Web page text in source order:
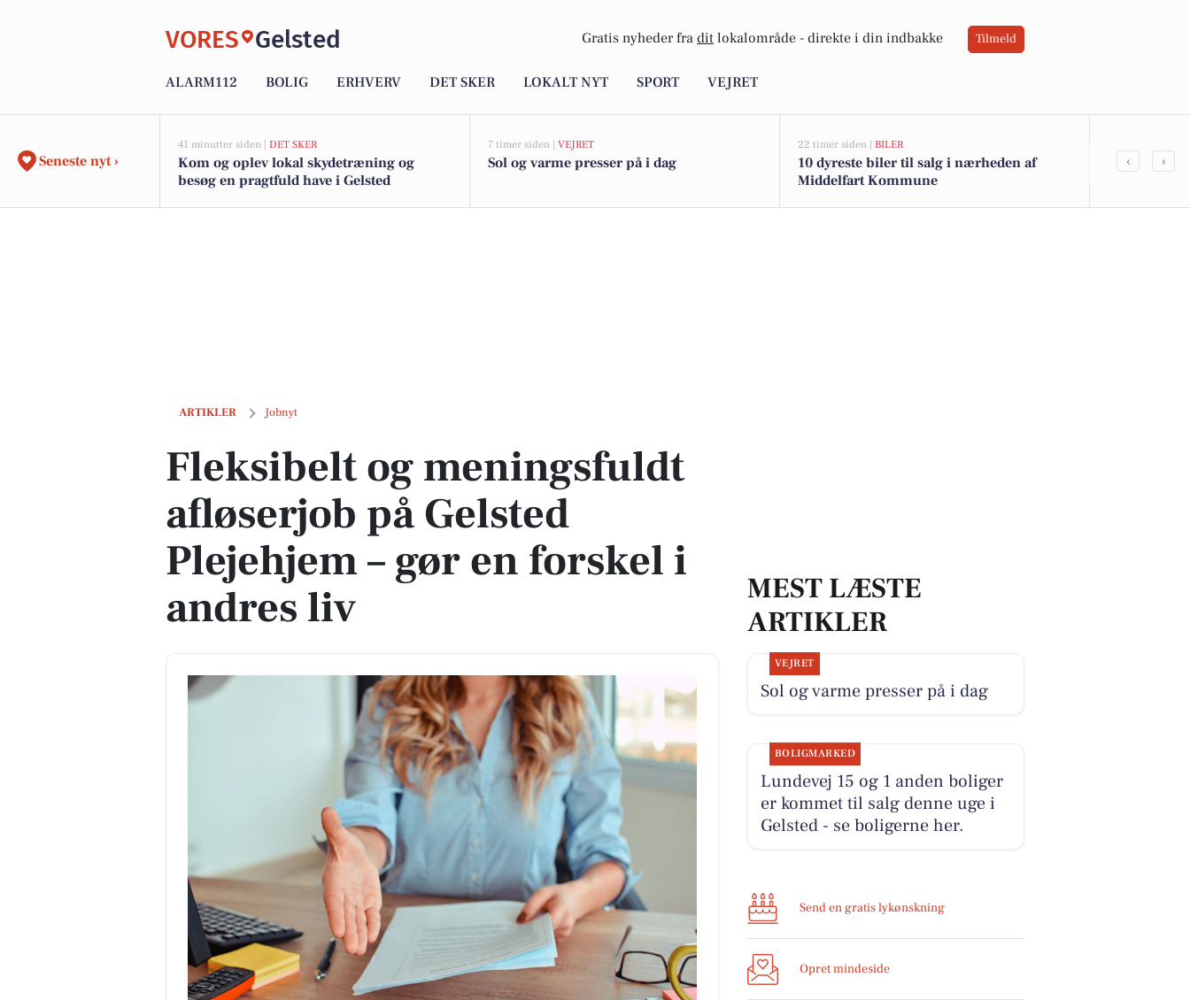
VORES Gelsted Gratis nyheder fra dit lokalområde - direkte i din indbakke Tilmeld
ALARM112 BOLIG ERHVERV DET SKER LOKALT NYT SPORT VEJRET
Seneste nyt ›
41 minutter siden | DET SKER
Kom og oplev lokal skydetræning og
besøg en pragtfuld have i Gelsted
7 timer siden | VEJRET
Sol og varme presser på i dag
22 timer siden | BILER
10 dyreste biler til salg i nærheden af
Middelfart Kommune
Top 6 over
‹ ›
ARTIKLER Jobnyt
Fleksibelt og meningsfuldt afløserjob på Gelsted Plejehjem – gør en forskel i andres liv
Fleksibelt og meningsfuldt
afløserjob på Gelsted
Plejehjem – gør en forskel i
andres liv
MEST LÆSTE
ARTIKLER
VEJRET
Sol og varme presser på i dag
BOLIGMARKED
Lundevej 15 og 1 anden boliger
er kommet til salg denne uge i
Gelsted - se boligerne her.
Send en gratis lykønskning
Opret mindeside